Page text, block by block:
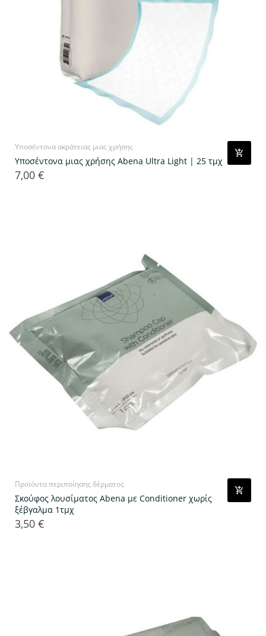
Υποσέντονα ακράτειας μιας χρήσης
Υποσέντονα μιας χρήσης Abena Ultra Light | 25 τμχ
Τιμή
7,00 €
Προϊόντα περιποίησης δέρματος
Σκούφος λουσίματος Abena με Conditioner χωρίς
ξέβγαλμα 1τμχ
Τιμή
3,50 €